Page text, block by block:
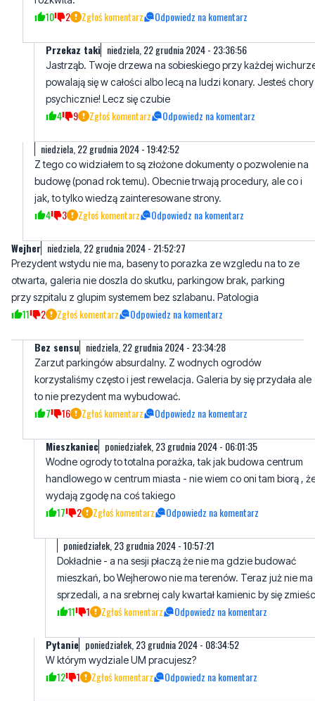
10 2 Zgłoś komentarz Odpowiedz na komentarz
Przekaz taki niedziela, 22 grudnia 2024 - 23:36:56
Jastrząb. Twoje drzewa na sobieskiego przy każdej
powalają się w całości albo lecą na ludzi konary. Jesteś chory
psychicznie! Lecz się czubie
4 9 Zgłoś komentarz Odpowiedz na komentarz
niedziela, 22 grudnia 2024 - 19:42:52
Z tego co widziałem to są złożone dokumenty o pozwolenie na
budowę (ponad rok temu). Obecnie trwają procedury, ale co i
jak, to tylko wiedzą zainteresowane strony.
4 3 Zgłoś komentarz Odpowiedz na komentarz
Wejher niedziela, 22 grudnia 2024 - 21:52:27
Prezydent wstydu nie ma, baseny to porazka ze wzgledu na to ze
otwarta, galeria nie doszla do skutku, parkingow brak, parking
przy szpitalu z glupim systemem bez szlabanu. Patologia
11 2 Zgłoś komentarz Odpowiedz na komentarz
Bez sensu niedziela, 22 grudnia 2024 - 23:34:28
Zarzut parkingów absurdalny. Z wodnych ogrodów
korzystaliśmy często i jest rewelacja. Galeria by się przydała ale
to nie prezydent ma wybudować.
7 16 Zgłoś komentarz Odpowiedz na komentarz
Mieszkaniec poniedziałek, 23 grudnia 2024 - 06:01:35
Wodne ogrody to totalna porażka, tak jak budowa centrum
handlowego w centrum miasta - nie wiem co oni tam biorą ,
wydają zgodę na coś takiego
17 2 Zgłoś komentarz Odpowiedz na komentarz
poniedziałek, 23 grudnia 2024 - 10:57:21
Dokładnie - a na sesji płaczą że nie ma gdzie budować
mieszkań, bo Wejherowo nie ma terenów. Teraz już nie ma
sprzedali, a na srebrnej caly kwartał kamienic by się
11 1 Zgłoś komentarz Odpowiedz na komentarz
Pytanie poniedziałek, 23 grudnia 2024 - 08:34:52
W którym wydziale UM pracujesz?
12 1 Zgłoś komentarz Odpowiedz na komentarz